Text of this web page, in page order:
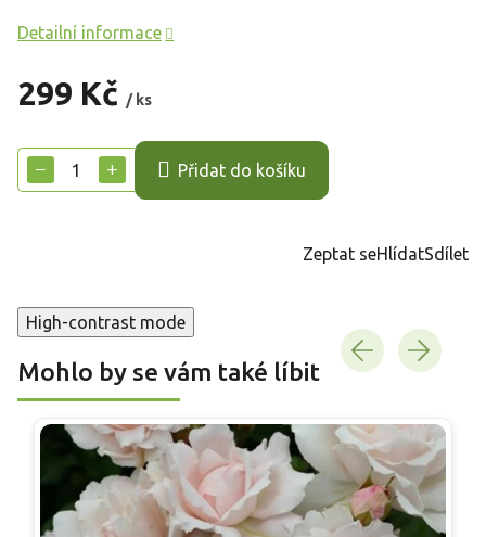
299 Kč / ks
cena:
+
− Přidat do košíku
Detailní informace
Zeptat seHlídatSdílet
High-contrast mode
Mohlo by se vám také líbit